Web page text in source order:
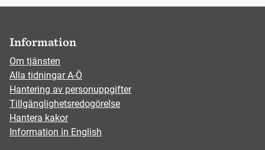
Information
Om tjänsten
Alla tidningar A-Ö
Hantering av personuppgifter
Tillgänglighetsredogörelse
Hantera kakor
Information in English